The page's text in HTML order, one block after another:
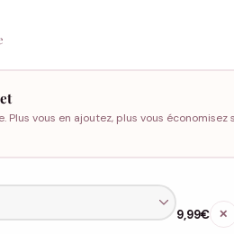
vous en ajoutez, plus vous économisez
9,99€ ✕